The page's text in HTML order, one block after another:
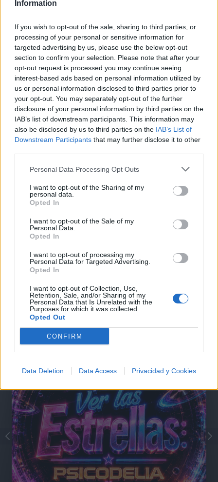
Information
If you wish to opt-out of the sale, sharing to third parties, or
processing of your personal or sensitive information for
targeted advertising by us, please use the below opt-out
section to confirm your selection. Please note that after your
opt-out request is processed you may continue seeing
interest-based ads based on personal information utilized by
us or personal information disclosed to third parties prior to
your opt-out. You may separately opt-out of the further
disclosure of your personal information by third parties on the
IAB’s list of downstream participants. This information may
also be disclosed by us to third parties on the IAB’s List of
Downstream Participants that may further disclose it to other
Personal Data Processing Opt Outs
I want to opt-out of the Sharing of my
personal data.
Opted In
I want to opt-out of the Sale of my
Personal Data.
Opted In
I want to opt-out of processing my
Personal Data for Targeted Advertising.
Opted In
I want to opt-out of Collection, Use,
Retention, Sale, and/or Sharing of my
Personal Data that Is Unrelated with the
Purposes for which it was collected.
Opted Out
CONFIRM
Data Deletion Data Access Privacidad y Cookies
Ranking de Falsa Cubana
Falsa Cubanano está entre los 500 artistas más
apoyados y visitados de esta semana.
¿Apoyar a Falsa Cubana?
7 0
Ranking de Falsa Cubana TOP Música
@musicapuntocom